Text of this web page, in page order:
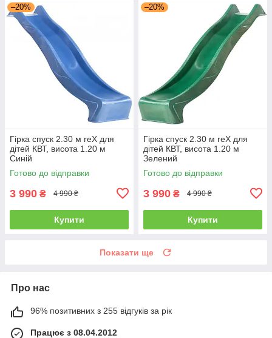
–20%
Гірка спуск 2.30 м reX для
дітей КВТ, висота 1.20 м
Синій
Готово до відправки
3 990 ₴ 4 990 ₴
Купити
–20%
Гірка спуск 2.30 м reX для
дітей КВТ, висота 1.20 м
Зелений
Готово до відправки
3 990 ₴ 4 990 ₴
Купити
Показати ще
Про нас
96% позитивних з 255 відгуків за рік
Працює з 08.04.2012